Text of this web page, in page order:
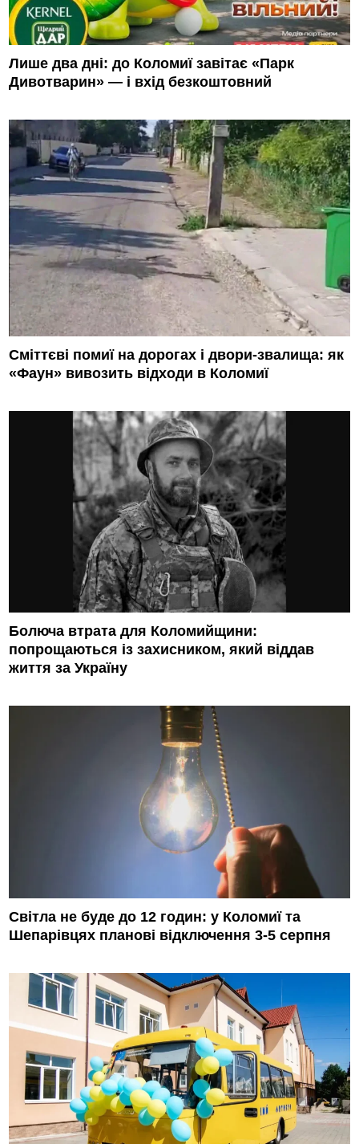
Лише два дні: до Коломиї завітає «Парк
Дивотварин» — і вхід безкоштовний
Сміттєві помиї на дорогах і двори-звалища: як
«Фаун» вивозить відходи в Коломиї
Болюча втрата для Коломийщини:
попрощаються із захисником, який віддав
життя за Україну
Світла не буде до 12 годин: у Коломиї та
Шепарівцях планові відключення 3-5 серпня